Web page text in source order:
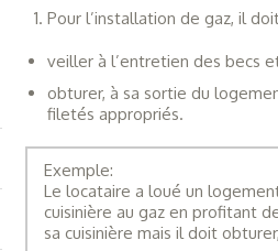
Pour l’installation de gaz, il
veiller à l’entretien des becs
obturer, à sa sortie du
filetés appropriés.
Exemple:
Le locataire a loué un
cuisinière au gaz en profitant
sa cuisinière mais il doit